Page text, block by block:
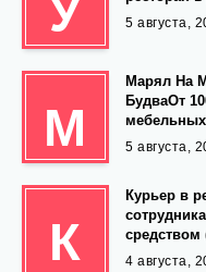
У 5 августа,
М
Марял На
БудваОт
5 августа,
К
Курьер в
4 августа,